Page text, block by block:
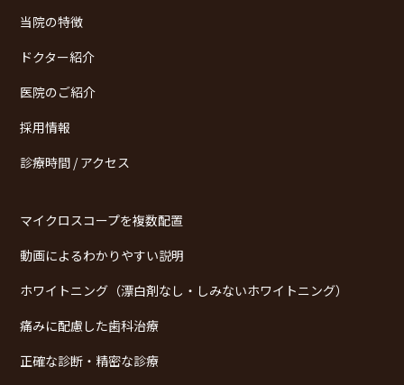
当院の特徴
ドクター紹介
医院のご紹介
採用情報
診療時間 / アクセス
マイクロスコープを複数配置
動画によるわかりやすい説明
ホワイトニング（漂白剤なし・しみないホワイトニング）
痛みに配慮した歯科治療
正確な診断・精密な診療